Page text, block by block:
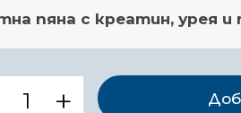
пяна с креатин, урея и